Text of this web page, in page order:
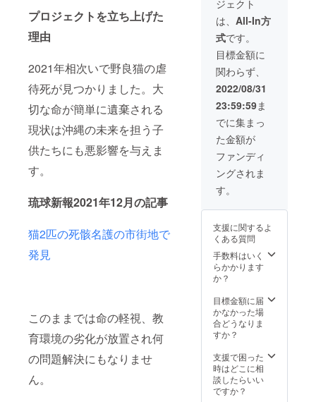
プロジェクトを立ち上げた
理由
2021年相次いで野良猫の虐
待死が見つかりました。大
切な命が簡単に遺棄される
現状は沖縄の未来を担う子
供たちにも悪影響を与えま
す。
琉球新報2021年12月の記事
猫2匹の死骸名護の市街地で
発見
このままでは命の軽視、教
育環境の劣化が放置され何
の問題解決にもなりませ
ん。
スト
レー
ター
Yumyさ
んによ
る南国
catsイ
ラスト
の原画
デー
ター３
点メー
ルにて
お送り
しま
す。 イ
ンティ
ア、資
金造成
の場合
商用可
能で
カード
５枚及
び「お
きなわ
猫めぐ
り」
フォト
ブック
を郵送
致しま
す。 ポ
スト
カード
はラン
ダムで
お選び
助会員
スト
レー
ター
Yumyさ
んによ
catsイ
ラスト
の原画
デー
点メー
ルにて
お送り
しま
ジェクト
は、 All-In方
式です。
目標金額に
関わらず、
2022/08/31
23:59:59ま
でに集まっ
た金額が
ファンディ
ングされま
す。
支援に関するよ
くある質問
手数料はいく
らかかります
か？
目標金額に届
かなかった場
合どうなりま
すか？
支援で困った
時はどこに相
談したらいい
ですか？